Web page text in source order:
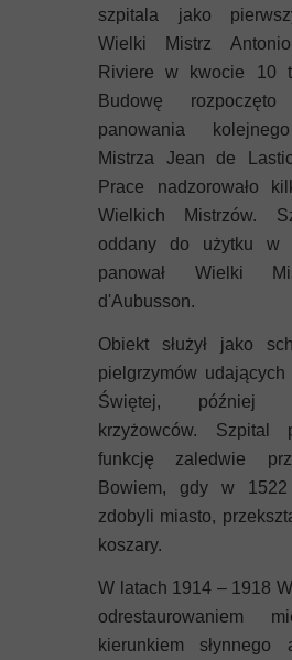
szpitala jako
Wielki Mistrz
Riviere w kwocie 10
Budowę
panowania
Mistrza Jean de
Prace nadzorowało
Wielkich Mistrzów.
oddany do użytku w
panował Wielki
d'Aubusson.
Obiekt służył jako
pielgrzymów
Świętej, później
krzyżowców. Szpital
funkcję zaledwie
Bowiem, gdy w
zdobyli miasto,
koszary.
W latach 1914 – 1918
odrestaurowaniem
kierunkiem słynnego